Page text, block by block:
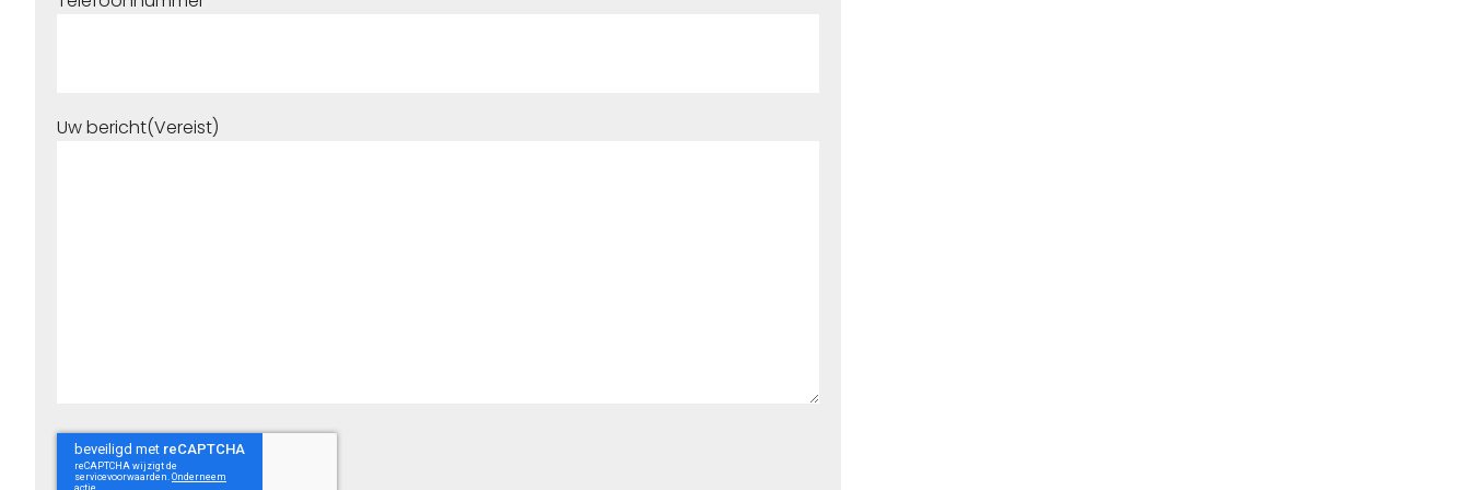
Uw bericht(Vereist)
reCaptcha